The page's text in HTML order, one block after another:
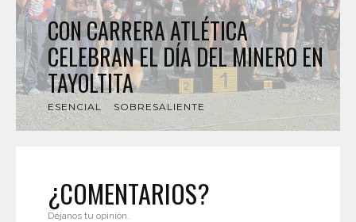
CON CARRERA ATLÉTICA
CELEBRAN EL DÍA DEL MINERO EN
TAYOLTITA
ESENCIAL SOBRESALIENTE
¿COMENTARIOS?
Déjanos tu opinión.